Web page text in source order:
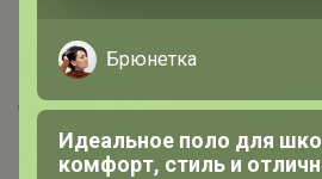
17 февраля, 2021 14:45
Спасибо за разъяснения
Брюнетка
Идеальное поло для
комфорт, стиль и